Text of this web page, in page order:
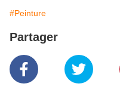
#Peinture
Partager